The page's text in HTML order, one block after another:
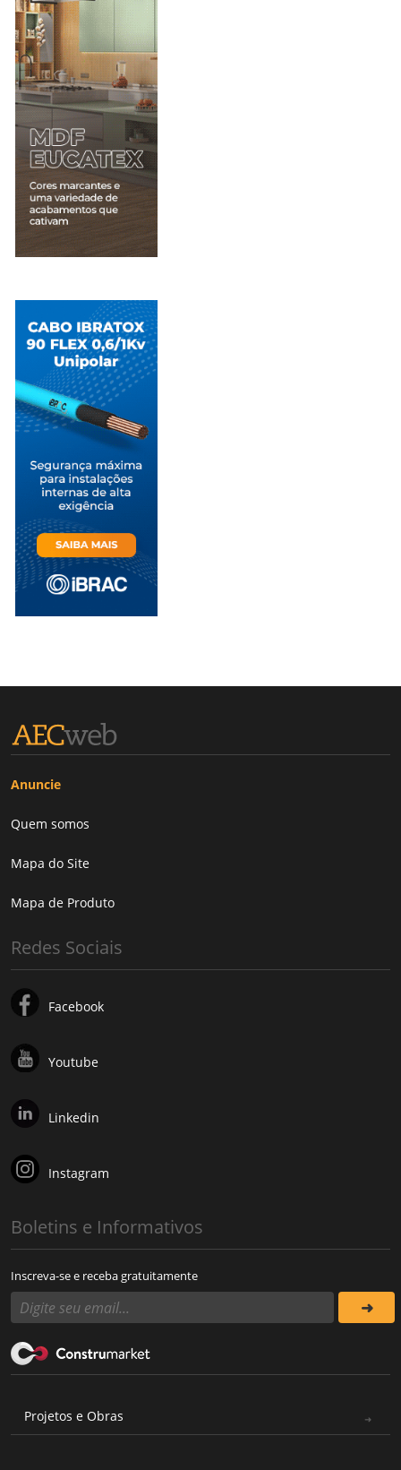
Anuncie
Quem somos
Mapa do Site
Mapa de Produto
Redes Sociais
Facebook
Youtube
Linkedin
Instagram
Boletins e Informativos
Inscreva-se e receba gratuitamente
Projetos e Obras